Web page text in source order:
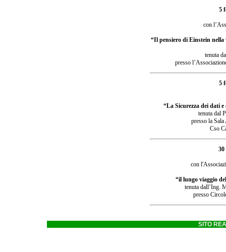
5
con
“Il pensiero di Einstein nella
tenuta
presso
5
“La Sicurezza dei dati
tenuta dal
presso la
Cso
30
con
“il lungo viaggio
tenuta dall’Ing.
presso
SITO